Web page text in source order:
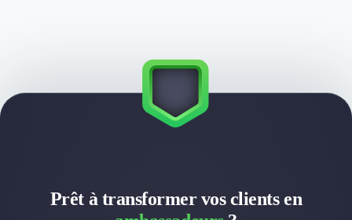
Impression
Sourcing et ImportsPrêt à transformer vos clients en